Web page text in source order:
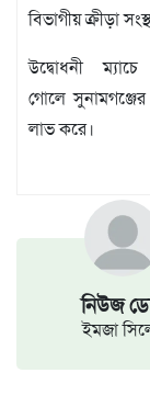
নিউজ
ইমজা
বিভাগীয় ক্রীড়া
উদ্বোধনী
গোলে
লাভ করে।